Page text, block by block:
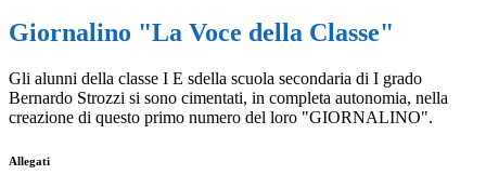
Giornalino "La Voce della Classe"
Gli alunni della classe I E sdella scuola secondaria di I grado
Bernardo Strozzi si sono cimentati, in completa autonomia, nella
creazione di questo primo numero del loro "GIORNALINO".
Allegati